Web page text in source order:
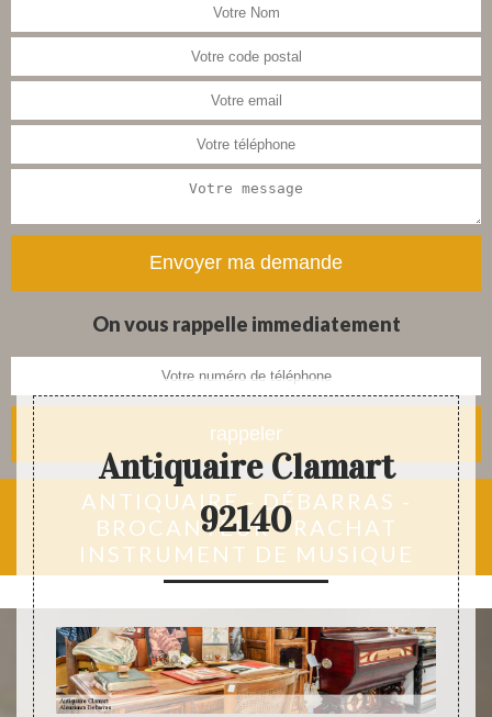
On vous rappelle immediatement
ANTIQUAIRE - DÉBARRAS -
BROCANTEUR - RACHAT
INSTRUMENT DE MUSIQUE
restauration de meubles, tableau,
tapis et objets anciens
Antiquaire Clamart
92140